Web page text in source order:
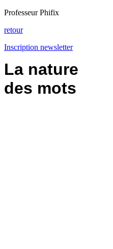
Professeur Phifix
retour
Inscription newsletter
La nature
des mots